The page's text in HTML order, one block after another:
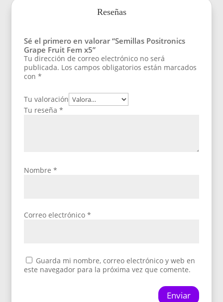
Reseñas
Sé el primero en valorar “Semillas Positronics
Grape Fruit Fem x5”
Tu dirección de correo electrónico no será
publicada. Los campos obligatorios están marcados
con*
Tu valoración
Tu reseña*
Nombre*
Correo electrónico*
Guarda mi nombre, correo electrónico y web en
este navegador para la próxima vez que comente.
Enviar